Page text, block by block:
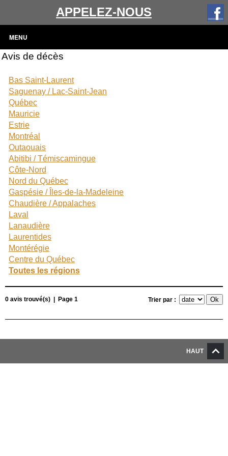
APPELEZ-NOUS
MENU
Avis de décès
Bas Saint-Laurent
Saguenay / Lac-Saint-Jean
Québec
Mauricie
Estrie
Montréal
Outaouais
Abitibi / Témiscamingue
Côte-Nord
Nord du Québec
Gaspésie / Îles-de-la-Madeleine
Chaudière / Appalaches
Laval
Lanaudière
Laurentides
Montérégie
Centre du Québec
Toutes les régions
0 avis trouvé(s) | Page 1 Trier par :
HAUT